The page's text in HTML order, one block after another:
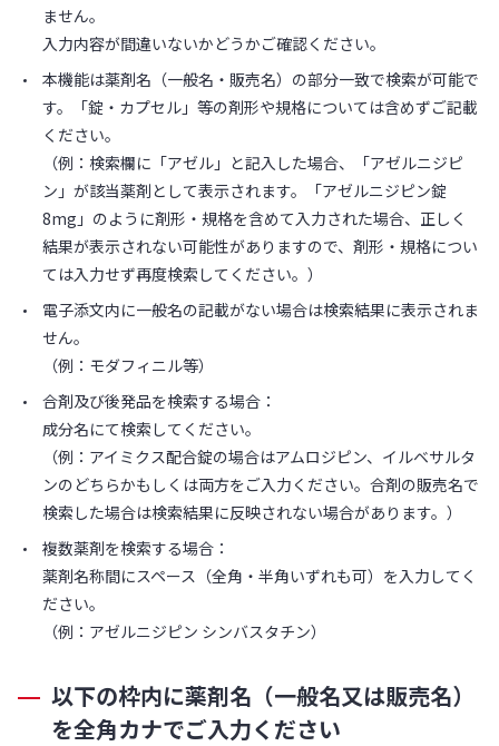
ません。
入力内容が間違いないかどうかご確認ください。
本機能は薬剤名（一般名・販売名）の部分一致で検索が可能で
す。「錠・カプセル」等の剤形や規格については含めずご記載
ください。
（例：検索欄に「アゼル」と記入した場合、「アゼルニジピ
ン」が該当薬剤として表示されます。「アゼルニジピン錠
8mg」のように剤形・規格を含めて入力された場合、正しく
結果が表示されない可能性がありますので、剤形・規格につい
ては入力せず再度検索してください。）
電子添文内に一般名の記載がない場合は検索結果に表示されま
せん。
（例：モダフィニル等）
合剤及び後発品を検索する場合：
成分名にて検索してください。
（例：アイミクス配合錠の場合はアムロジピン、イルベサルタ
ンのどちらかもしくは両方をご入力ください。合剤の販売名で
検索した場合は検索結果に反映されない場合があります。）
複数薬剤を検索する場合：
薬剤名称間にスペース（全角・半角いずれも可）を入力してく
ださい。
（例：アゼルニジピン シンバスタチン）
以下の枠内に薬剤名（一般名又は販売名）
を全角カナでご入力ください